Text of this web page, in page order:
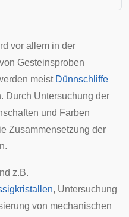
vor allem in der
Gesteinsproben
meist Dünnschliffe
Durch Untersuchung der
und Farben
Zusammensetzung der
z.B.
, Untersuchung
von mechanischen